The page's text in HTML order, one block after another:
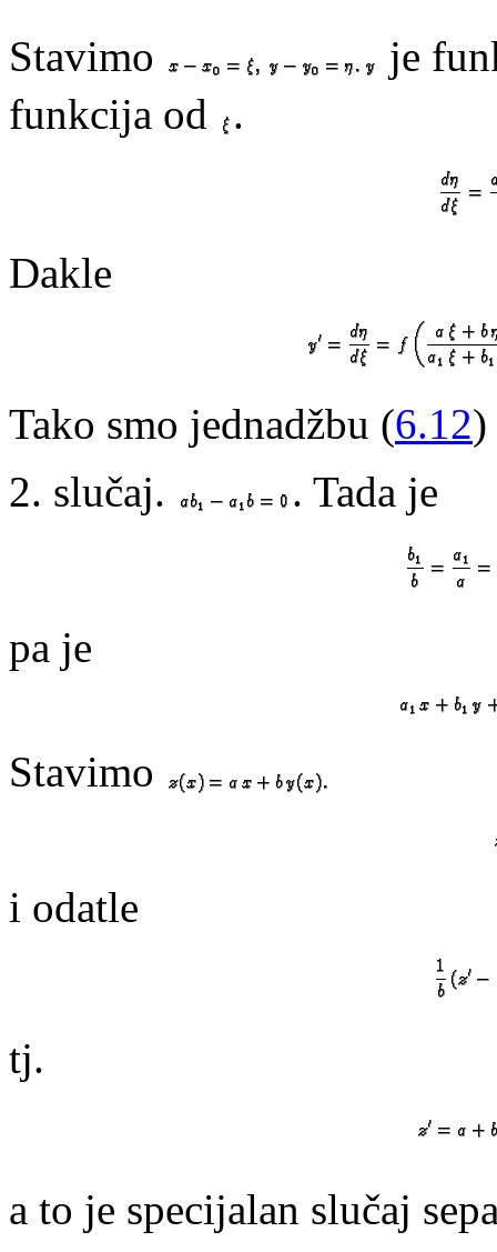
Stavimo
je
funkcija od
.
Dakle
Tako smo jednadžbu (6.12)
2. slučaj.
. Tada je
pa je
Stavimo
i odatle
tj.
a to je specijalan slučaj